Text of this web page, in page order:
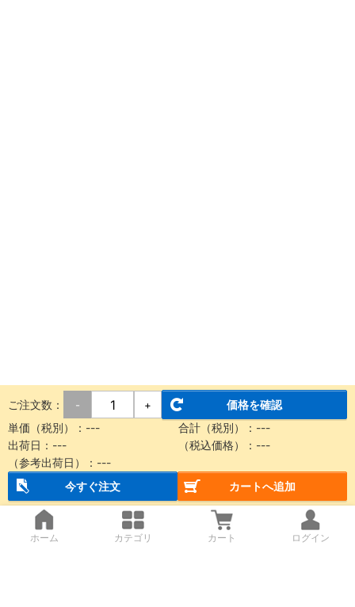
ご注文数： - +
価格を確認
単価（税別）： --- 合計（税別）： ---
出荷日： --- （税込価格）： ---
（参考出荷日）： ---
今すぐ注文
カートへ追加
ホーム カテゴリ カート ログイン